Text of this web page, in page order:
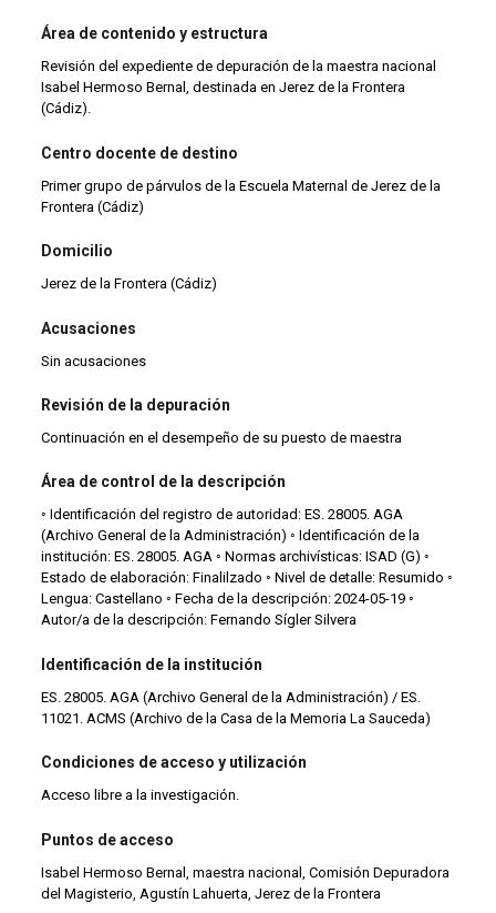
Área de contenido y estructura
Revisión del expediente de depuración de la maestra nacional
Isabel Hermoso Bernal, destinada en Jerez de la Frontera
(Cádiz).
Centro docente de destino
Primer grupo de párvulos de la Escuela Maternal de Jerez de la
Frontera (Cádiz)
Domicilio
Jerez de la Frontera (Cádiz)
Acusaciones
Sin acusaciones
Revisión de la depuración
Continuación en el desempeño de su puesto de maestra
Área de control de la descripción
◦ Identificación del registro de autoridad: ES. 28005. AGA
(Archivo General de la Administración) ◦ Identificación de la
institución: ES. 28005. AGA ◦ Normas archivísticas: ISAD (G) ◦
Estado de elaboración: Finalilzado ◦ Nivel de detalle: Resumido ◦
Lengua: Castellano ◦ Fecha de la descripción: 2024-05-19 ◦
Autor/a de la descripción: Fernando Sígler Silvera
Identificación de la institución
ES. 28005. AGA (Archivo General de la Administración) / ES.
11021. ACMS (Archivo de la Casa de la Memoria La Sauceda)
Condiciones de acceso y utilización
Acceso libre a la investigación.
Puntos de acceso
Isabel Hermoso Bernal, maestra nacional, Comisión Depuradora
del Magisterio, Agustín Lahuerta, Jerez de la Frontera